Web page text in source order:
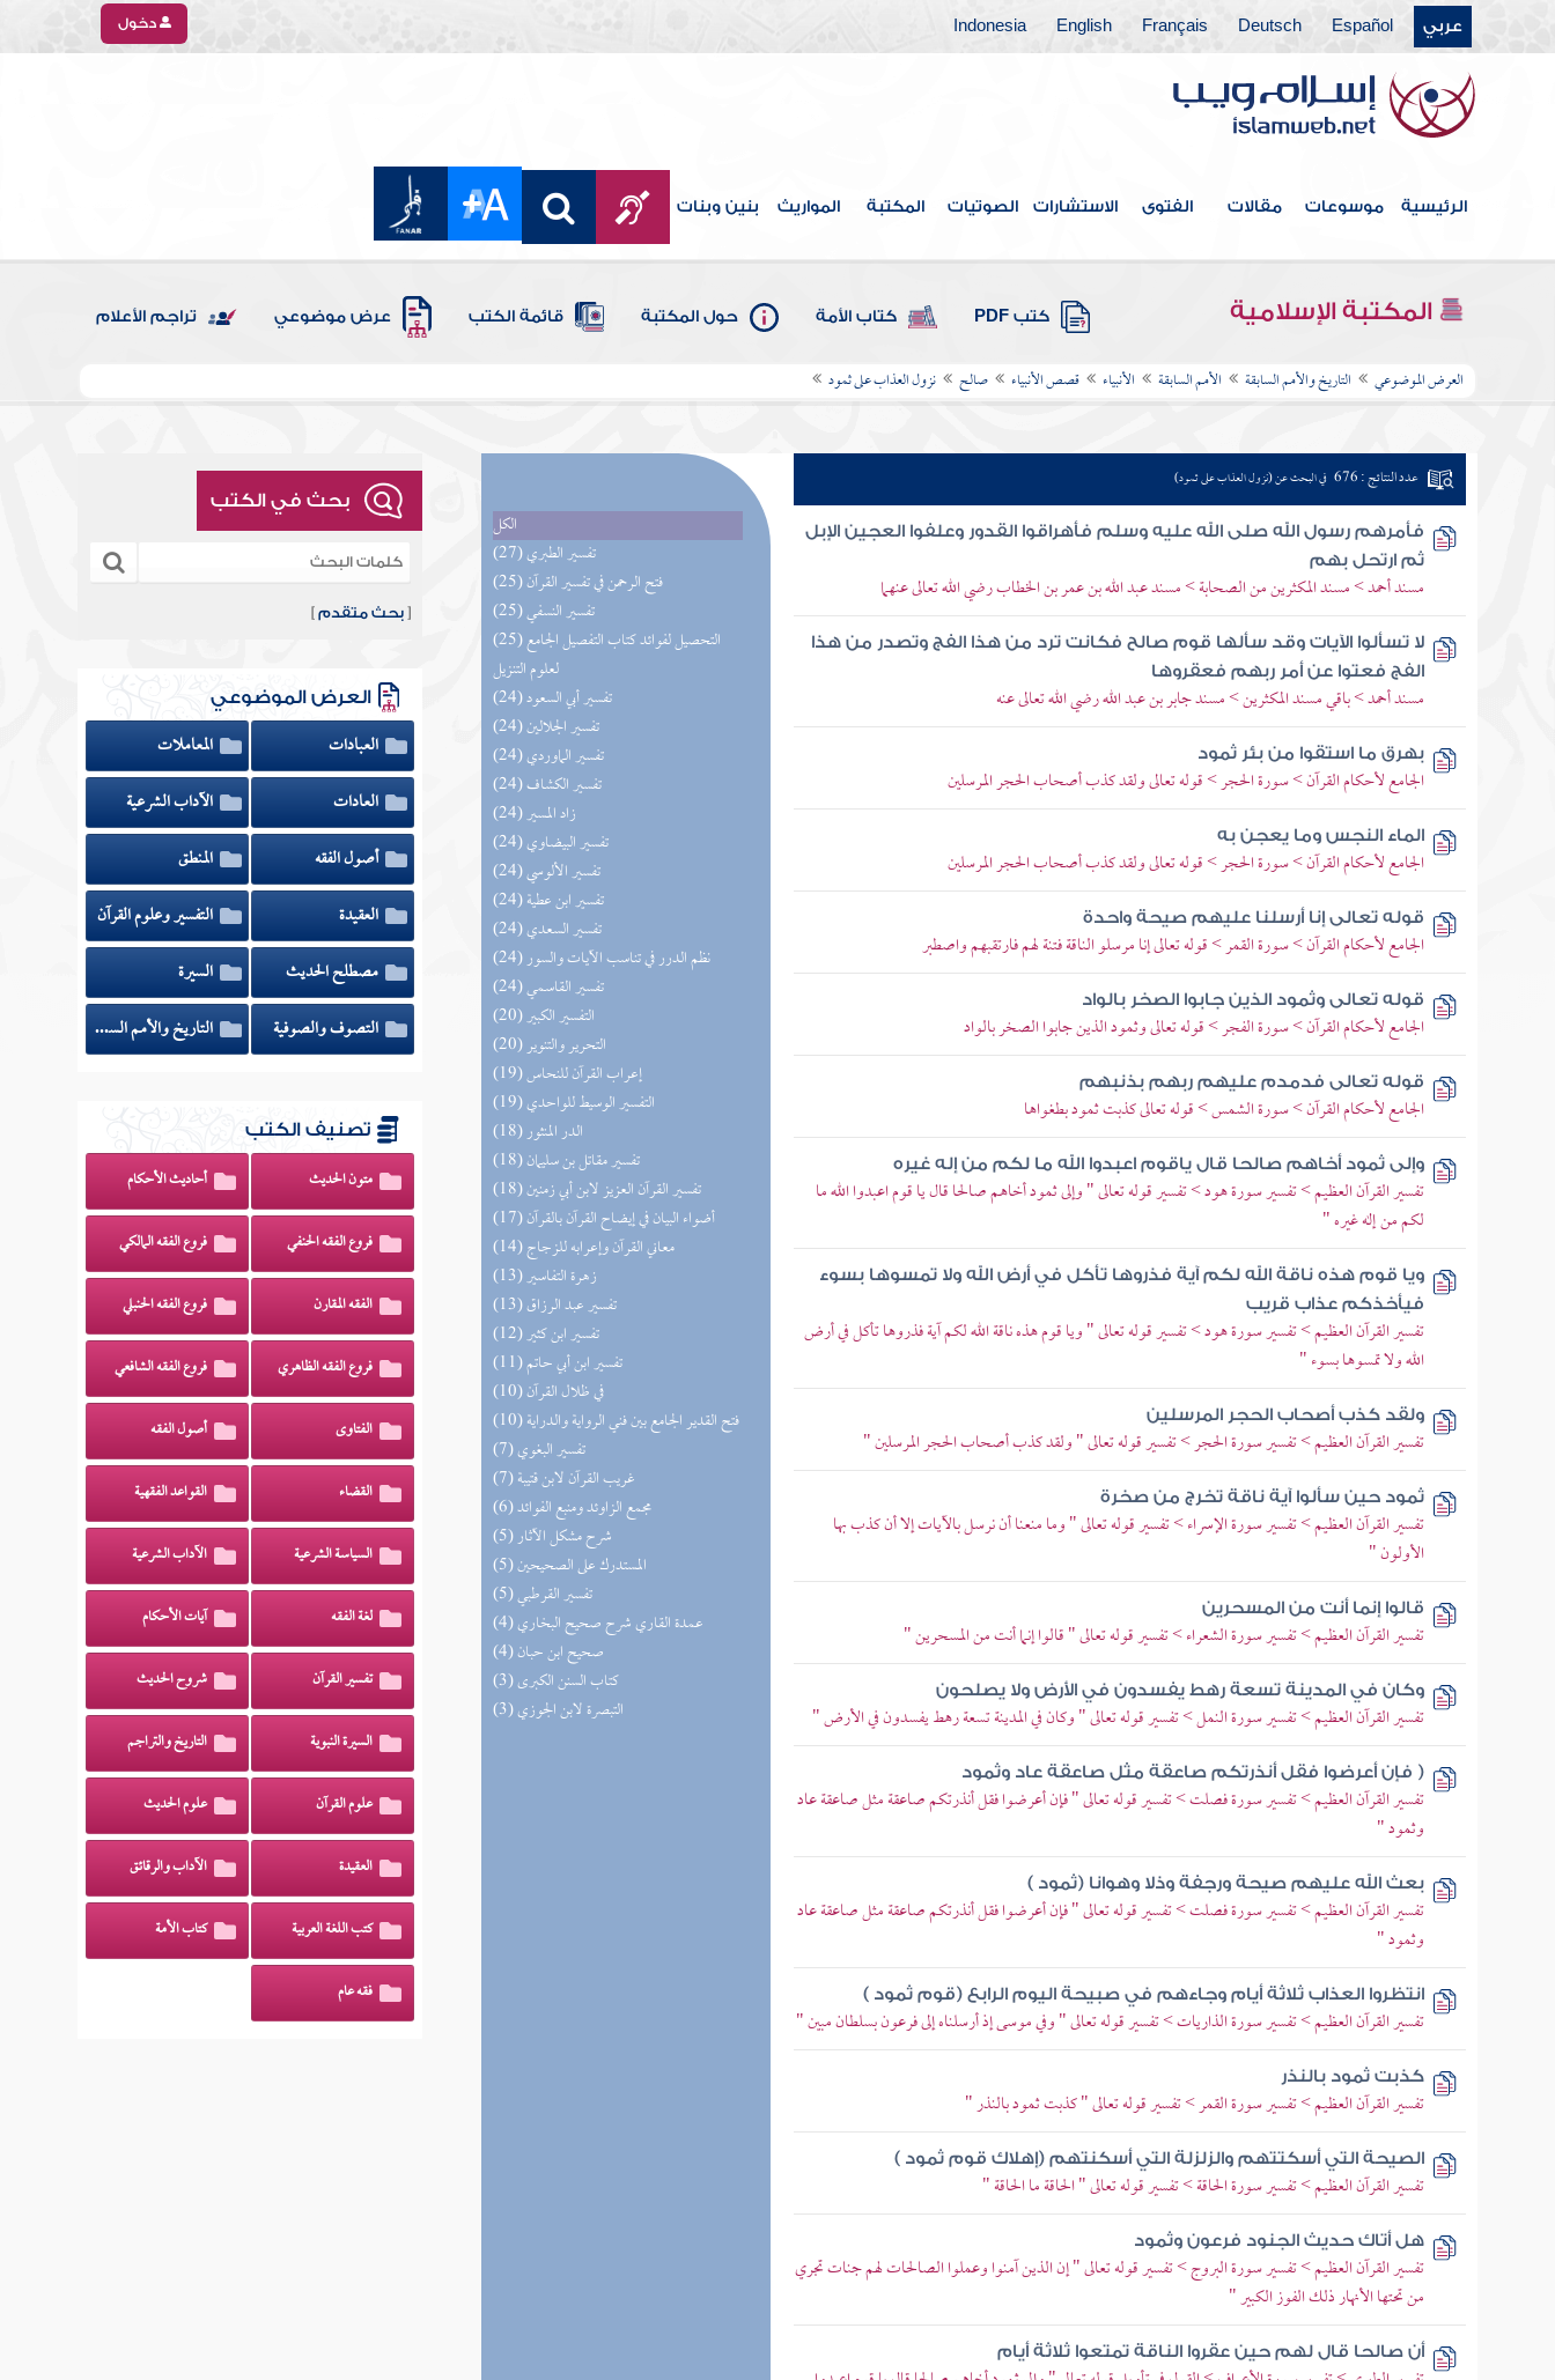
عربي Español
Deutsch
Français
English
Indonesia دخول
الرئيسية موسوعات مقالات الفتوى الاستشارات الصوتيات المكتبة المواريث بنين وبنات
المكتبة الإسلامية كتب PDF كتاب الأمة حول المكتبة قائمة الكتب عرض موضوعي تراجم الأعلام
العرض الموضوعي التاريخ والأمم السابقة الأمم السابقة الأنبياء قصص الأنبياء صالح نزول العذاب على ثمود
الكل
(27) تفسير الطبري
(25) فتح الرحمن في تفسير القرآن
(25) تفسير النسفي
(25) التحصيل لفوائد كتاب التفصيل الجامع
لعلوم التنزيل
(24) تفسير أبي السعود
(24) تفسير الجلالين
(24) تفسير الماوردي
(24) تفسير الكشاف
(24) زاد المسير
(24) تفسير البيضاوي
(24) تفسير الألوسي
(24) تفسير ابن عطية
(24) تفسير السعدي
(24) نظم الدرر في تناسب الآيات والسور
(24) تفسير القاسمي
(20) التفسير الكبير
(20) التحرير والتنوير
(19) إعراب القرآن للنحاس
(19) التفسير الوسيط للواحدي
(18) الدر المنثور
(18) تفسير مقاتل بن سليمان
(18) تفسير القرآن العزيز لابن أبي زمنين
(17) أضواء البيان في إيضاح القرآن بالقرآن
(14) معاني القرآن وإعرابه للزجاج
(13) زهرة التفاسير
(13) تفسير عبد الرزاق
(12) تفسير ابن كثير
(11) تفسير ابن أبي حاتم
(10) في ظلال القرآن
(10) فتح القدير الجامع بين فني الرواية والدراية
(7) تفسير البغوي
(7) غريب القرآن لابن قتيبة
(6) مجمع الزاوئد ومنبع الفوائد
(5) شرح مشكل الآثار
(5) المستدرك على الصحيحين
(5) تفسير القرطبي
(4) عمدة القاري شرح صحيح البخاري
(4) صحيح ابن حبان
(3) كتاب السنن الكبرى
(3) التبصرة لابن الجوزي
عدد النتائج : 676 في البحث عن (نزول العذاب على ثمود)
فأمرهم رسول الله صلى الله عليه وسلم فأهراقوا القدور وعلفوا العجين الإبل
ثم ارتحل بهم
مسند أحمد > مسند المكثرين من الصحابة > مسند عبد الله بن عمر بن الخطاب رضي الله تعالى عنهما
لا تسألوا الآيات وقد سألها قوم صالح فكانت ترد من هذا الفج وتصدر من هذا
الفج فعتوا عن أمر ربهم فعقروها
مسند أحمد > باقي مسند المكثرين > مسند جابر بن عبد الله رضي الله تعالى عنه
بهرق ما استقوا من بئر ثمود
الجامع لأحكام القرآن > سورة الحجر > قوله تعالى ولقد كذب أصحاب الحجر المرسلين
الماء النجس وما يعجن به
الجامع لأحكام القرآن > سورة الحجر > قوله تعالى ولقد كذب أصحاب الحجر المرسلين
قوله تعالى إنا أرسلنا عليهم صيحة واحدة
الجامع لأحكام القرآن > سورة القمر > قوله تعالى إنا مرسلو الناقة فتنة لهم فارتقبهم واصطبر
قوله تعالى وثمود الذين جابوا الصخر بالواد
الجامع لأحكام القرآن > سورة الفجر > قوله تعالى وثمود الذين جابوا الصخر بالواد
قوله تعالى فدمدم عليهم ربهم بذنبهم
الجامع لأحكام القرآن > سورة الشمس > قوله تعالى كذبت ثمود بطغواها
وإلى ثمود أخاهم صالحا قال ياقوم اعبدوا الله ما لكم من إله غيره
تفسير القرآن العظيم > تفسير سورة هود > تفسير قوله تعالى " وإلى ثمود أخاهم صالحا قال يا قوم اعبدوا الله ما
لكم من إله غيره "
ويا قوم هذه ناقة الله لكم آية فذروها تأكل في أرض الله ولا تمسوها بسوء
فيأخذكم عذاب قريب
تفسير القرآن العظيم > تفسير سورة هود > تفسير قوله تعالى " ويا قوم هذه ناقة الله لكم آية فذروها تأكل في أرض
الله ولا تمسوها بسوء "
ولقد كذب أصحاب الحجر المرسلين
تفسير القرآن العظيم > تفسير سورة الحجر > تفسير قوله تعالى " ولقد كذب أصحاب الحجر المرسلين "
ثمود حين سألوا آية ناقة تخرج من صخرة
تفسير القرآن العظيم > تفسير سورة الإسراء > تفسير قوله تعالى " وما منعنا أن نرسل بالآيات إلا أن كذب بها
الأولون "
قالوا إنما أنت من المسحرين
تفسير القرآن العظيم > تفسير سورة الشعراء > تفسير قوله تعالى " قالوا إنما أنت من المسحرين "
وكان في المدينة تسعة رهط يفسدون في الأرض ولا يصلحون
تفسير القرآن العظيم > تفسير سورة النمل > تفسير قوله تعالى " وكان في المدينة تسعة رهط يفسدون في الأرض "
( فإن أعرضوا فقل أنذرتكم صاعقة مثل صاعقة عاد وثمود
تفسير القرآن العظيم > تفسير سورة فصلت > تفسير قوله تعالى " فإن أعرضوا فقل أنذرتكم صاعقة مثل صاعقة عاد
وثمود "
بعث الله عليهم صيحة ورجفة وذلا وهوانا (ثمود )
تفسير القرآن العظيم > تفسير سورة فصلت > تفسير قوله تعالى " فإن أعرضوا فقل أنذرتكم صاعقة مثل صاعقة عاد
وثمود "
انتظروا العذاب ثلاثة أيام وجاءهم في صبيحة اليوم الرابع (قوم ثمود )
تفسير القرآن العظيم > تفسير سورة الذاريات > تفسير قوله تعالى " وفي موسى إذ أرسلناه إلى فرعون بسلطان مبين "
كذبت ثمود بالنذر
تفسير القرآن العظيم > تفسير سورة القمر > تفسير قوله تعالى " كذبت ثمود بالنذر "
الصيحة التي أسكتتهم والزلزلة التي أسكنتهم (إهلاك قوم ثمود )
تفسير القرآن العظيم > تفسير سورة الحاقة > تفسير قوله تعالى " الحاقة ما الحاقة "
هل أتاك حديث الجنود فرعون وثمود
تفسير القرآن العظيم > تفسير سورة البروج > تفسير قوله تعالى " إن الذين آمنوا وعملوا الصالحات لهم جنات تجري
من تحتها الأنهار ذلك الفوز الكبير "
أن صالحا قال لهم حين عقروا الناقة تمتعوا ثلاثة أيام
بحث في الكتب
[بحث متقدم ]
العرض الموضوعي
العبادات
المعاملات
العادات
الآداب الشرعية
أصول الفقه
المنطق
العقيدة
التفسير وعلوم القرآن
مصطلح الحديث
السيرة
التصوف والصوفية
التاريخ والأمم السابقة
تصنيف الكتب
متون الحديث أحاديث الأحكام
فروع الفقه الحنفي فروع الفقه المالكي
الفقه المقارن فروع الفقه الحنبلي
فروع الفقه الظاهري فروع الفقه الشافعي
الفتاوى أصول الفقه
القضاء القواعد الفقهية
السياسة الشرعية الآداب الشرعية
لغة الفقه آيات الأحكام
تفسير القرآن شروح الحديث
السيرة النبوية التاريخ والتراجم
علوم القرآن علوم الحديث
العقيدة الآداب والرقائق
كتب اللغة العربية كتاب الأمة
فقه عام